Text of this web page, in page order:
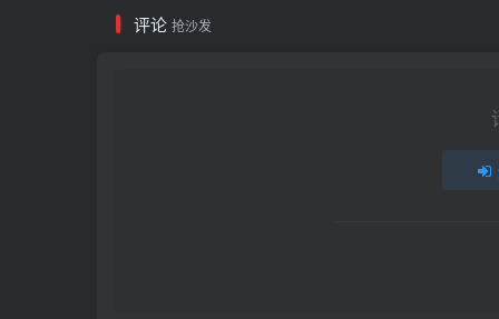
评论 抢沙发